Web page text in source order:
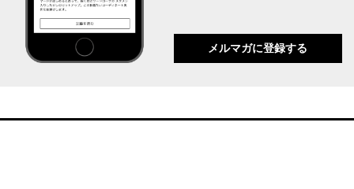
メルマガに登録する